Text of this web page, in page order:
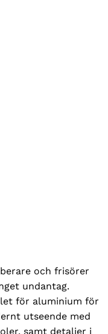
och frisörer
undantag.
för aluminium för
utseende med
samt detaljer i